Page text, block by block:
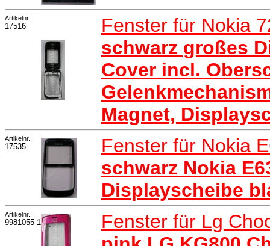
Artikelnr.:
17516
Fenster für Nokia
schwarz großes
Cover incl.
Magnet,
Artikelnr.:
17535
Fenster für Nokia
schwarz Nokia
Displayscheibe
Artikelnr.:
9981055-1
Fenster für Lg